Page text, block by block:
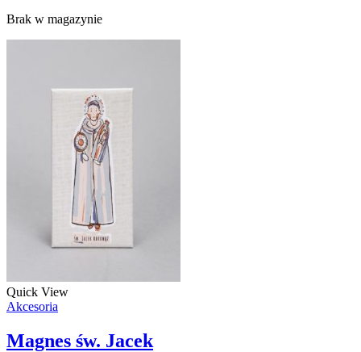
Brak w magazynie
Quick View
Akcesoria
Magnes św. Jacek